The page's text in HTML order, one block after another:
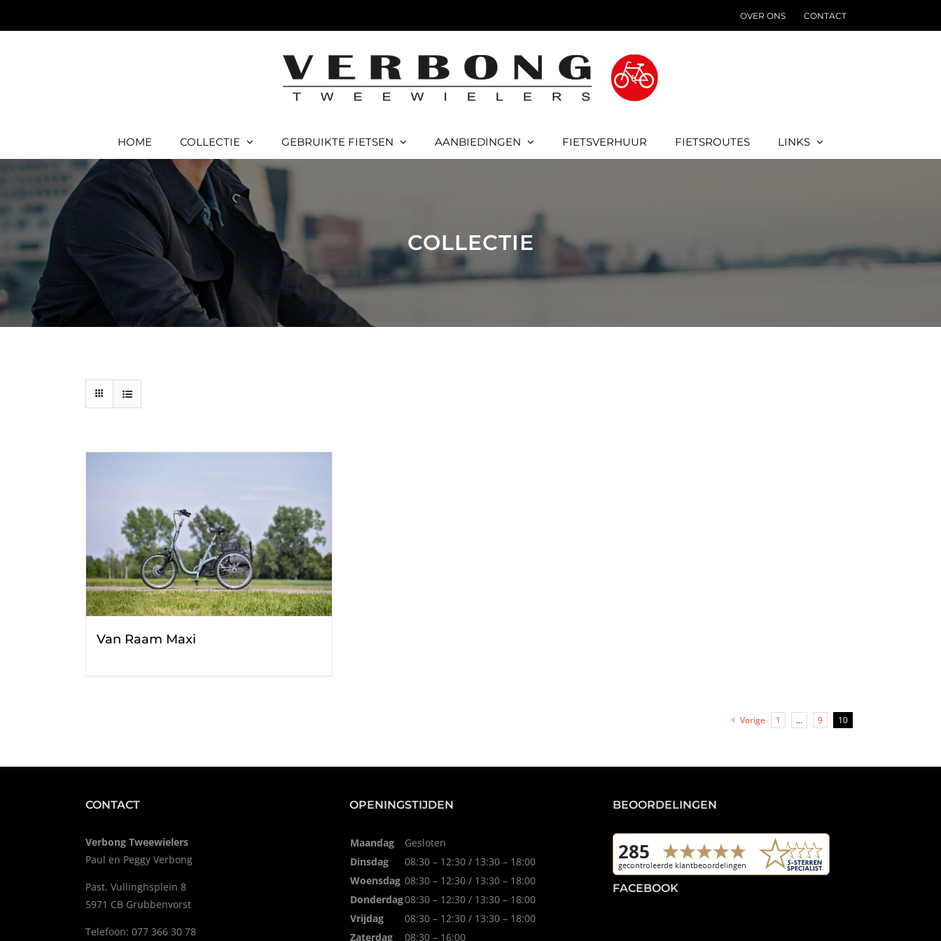
OVER ONS CONTACT
HOME COLLECTIE GEBRUIKTE FIETSEN AANBIEDINGEN FIETSVERHUUR FIETSROUTES LINKS
COLLECTIE
Van Raam Maxi
Vorige 1 … 9 10
CONTACT
Verbong Tweewielers
Paul en Peggy Verbong
Past. Vullinghsplein 8
5971 CB Grubbenvorst
Telefoon: 077 366 30 78
OPENINGSTIJDEN
Maandag
Gesloten
Dinsdag
08:30 – 12:30 / 13:30 – 18:00
Woensdag 08:30 – 12:30 / 13:30 – 18:00
Donderdag08:30 – 12:30 / 13:30 – 18:00
Vrijdag
08:30 – 12:30 / 13:30 – 18:00
Zaterdag
08:30 – 16:00
BEOORDELINGEN
FACEBOOK